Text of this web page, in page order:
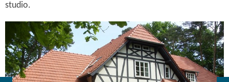
studio.